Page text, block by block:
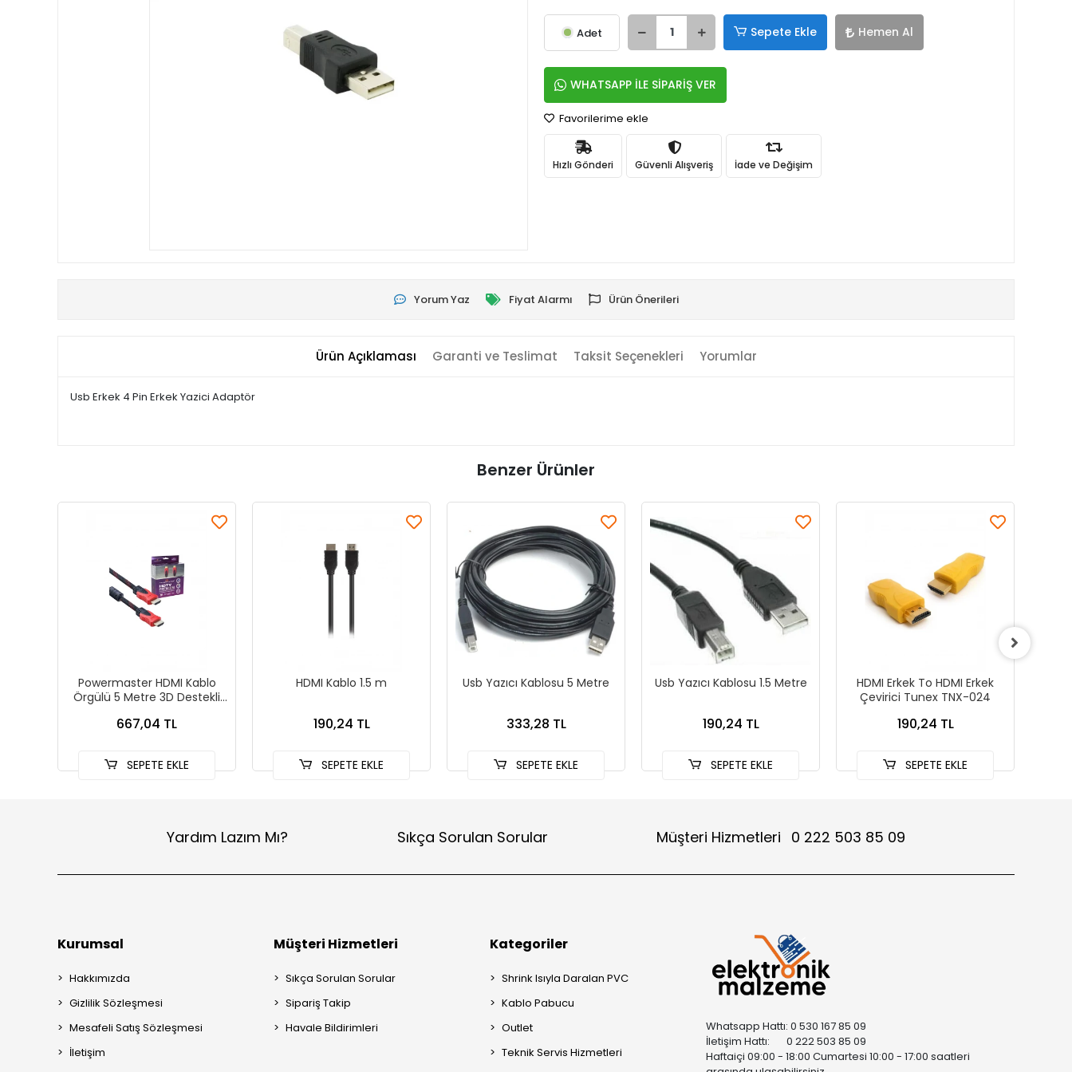
Adet Sepete Ekle Hemen Al
WHATSAPP İLE SİPARİŞ VER
Favorilerime ekle
Hızlı Gönderi Güvenli Alışveriş İade ve Değişim
Yorum Yaz Fiyat Alarmı Ürün Önerileri
Ürün Açıklaması Garanti ve Teslimat Taksit Seçenekleri Yorumlar
Usb Erkek 4 Pin Erkek Yazici Adaptör
Benzer Ürünler
Powermaster HDMI Kablo
Örgülü 5 Metre 3D Destekli
Versiyon
667,04 TL
SEPETE EKLE
HDMI Kablo 1.5 m
190,24 TL
SEPETE EKLE
Usb Yazıcı Kablosu 5 Metre
333,28 TL
SEPETE EKLE
Usb Yazıcı Kablosu 1.5 Metre
190,24 TL
SEPETE EKLE
HDMI Erkek To HDMI Erkek
Çevirici Tunex TNX-024
190,24 TL
SEPETE EKLE
Yardım Lazım Mı? Sıkça Sorulan Sorular Müşteri Hizmetleri 0 222 503 85 09
Kurumsal
Hakkımızda
Gizlilik Sözleşmesi
Mesafeli Satış Sözleşmesi
İletişim
Müşteri Hizmetleri
Sıkça Sorulan Sorular
Sipariş Takip
Havale Bildirimleri
Kategoriler
Shrink Isıyla Daralan PVC
Kablo Pabucu
Outlet
Teknik Servis Hizmetleri
Whatsapp Hattı: 0 530 167 85 09
İletişim Hattı: 0 222 503 85 09
Haftaiçi 09:00 - 18:00 Cumartesi 10:00 - 17:00 saatleri